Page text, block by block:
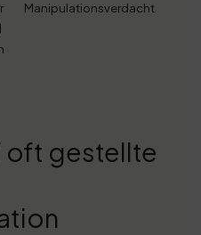
Manipulationsverdacht
oft gestellte